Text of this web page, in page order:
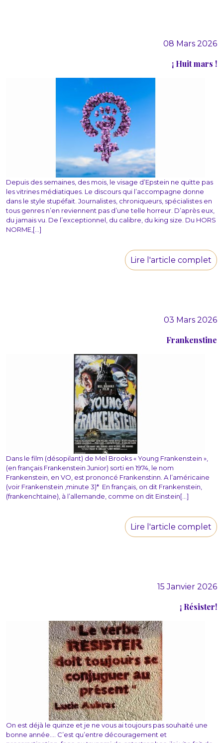
08 Mars 2026
¡ Huit mars !
Depuis des semaines, des mois, le visage d’Epstein ne quitte pas
les vitrines médiatiques. Le discours qui l’accompagne donne
dans le style stupéfait. Journalistes, chroniqueurs, spécialistes en
tous genres n’en reviennent pas d’une telle horreur. D’après eux,
du jamais vu. De l’exceptionnel, du calibre, du king size. Du HORS
NORME,[...]
Lire l'article complet
03 Mars 2026
Frankenstine
Dans le film (désopilant) de Mel Brooks « Young Frankenstein »,
(en français Frankenstein Junior) sorti en 1974, le nom
Frankenstein, en VO, est prononcé Frankenstinn. A l’américaine
(voir Frankenstein ,minute 3)* En français, on dit Frankenstein,
(frankenchtaïne), à l’allemande, comme on dit Einstein[...]
Lire l'article complet
15 Janvier 2026
¡ Résister!
On est déjà le quinze et je ne vous ai toujours pas souhaité une
bonne année…. C’est qu’entre découragement et